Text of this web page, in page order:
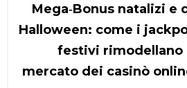
Mega‑Bonus natalizi e
Halloween: come i
festivi rimodellano
mercato dei casinò